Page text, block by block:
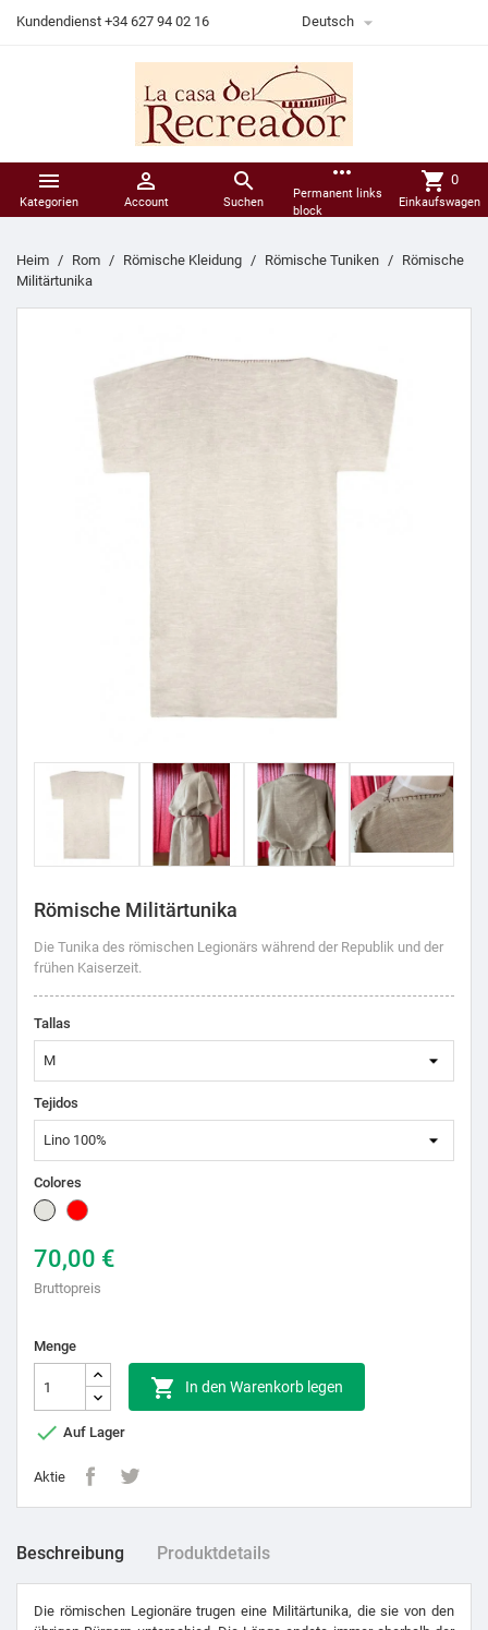
Kundendienst +34 627 94 02 16 Deutsch 

Kategorien

Account

Suchen
more_horiz
Permanent links
block
shopping_cart 0
Einkaufswagen
Heim Rom Römische Kleidung Römische Tuniken
Römische
Militärtunika
Römische Militärtunika
Die Tunika des römischen Legionärs während der Republik und der
frühen Kaiserzeit.
Tallas
Tejidos
Colores
NaturalRot
70,00 €
Bruttopreis
Menge
 In den Warenkorb legen
 Auf Lager
Aktie
Beschreibung Produktdetails
Die römischen Legionäre trugen eine Militärtunika, die sie von den